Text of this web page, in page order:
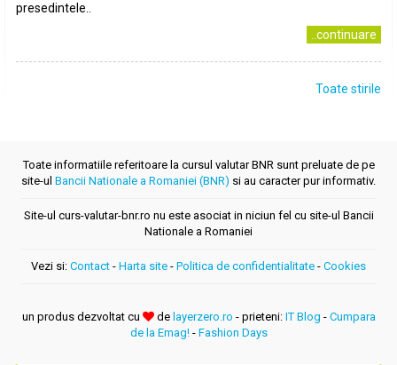
presedintele..
..continuare
Toate stirile
Toate informatiile referitoare la cursul valutar BNR sunt preluate de pe
site-ul Bancii Nationale a Romaniei (BNR) si au caracter pur informativ.
Site-ul curs-valutar-bnr.ro nu este asociat in niciun fel cu site-ul Bancii
Nationale a Romaniei
Vezi si: Contact - Harta site - Politica de confidentialitate - Cookies
un produs dezvoltat cu de layerzero.ro - prieteni: IT Blog - Cumpara
de la Emag!- Fashion Days